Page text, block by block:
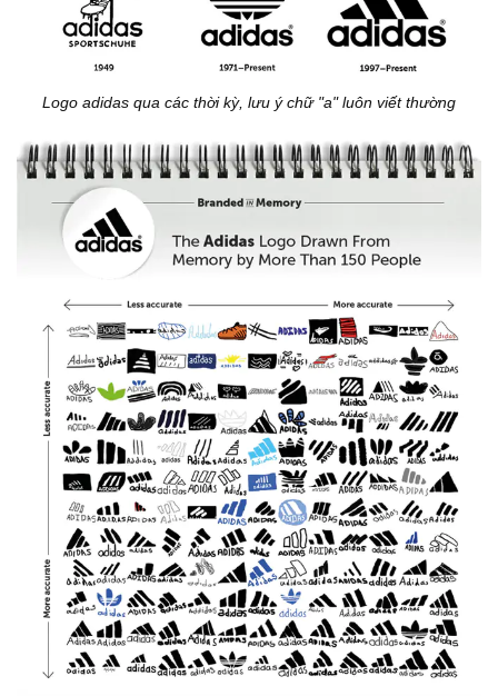
Logo adidas qua các thời kỳ, lưu ý chữ "a" luôn viết thường